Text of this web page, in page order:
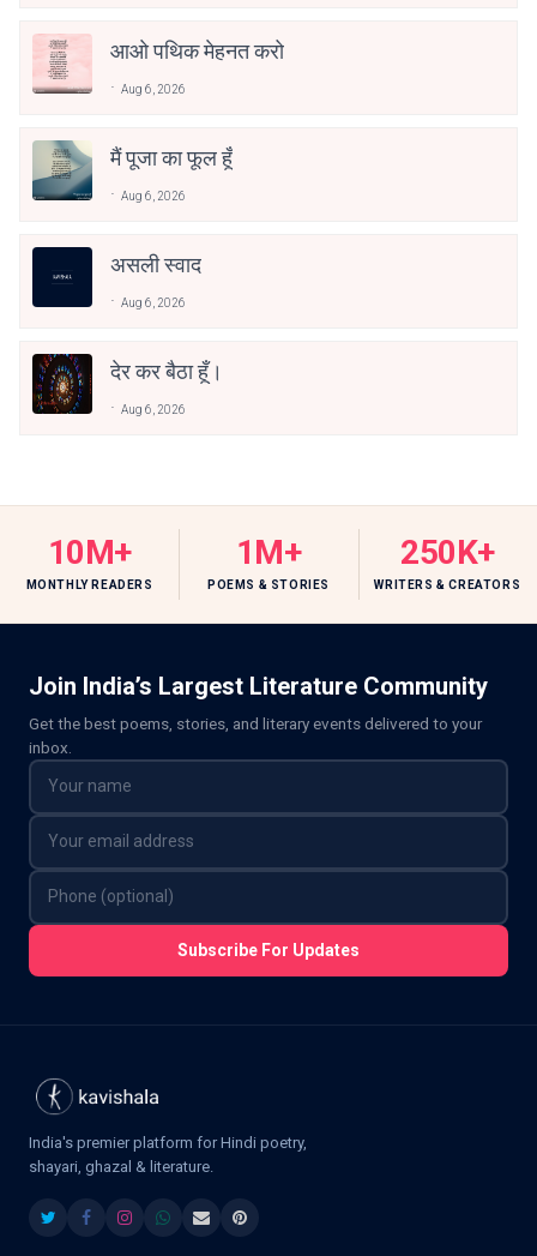
आओ पथिक मेहनत करो
Aug 6, 2026
मैं पूजा का फूल हूँ
Aug 6, 2026
असली स्वाद
Aug 6, 2026
देर कर बैठा हूँ।
Aug 6, 2026
10M+
MONTHLY READERS
1M+
POEMS & STORIES
250K+
WRITERS & CREATORS
Join India’s Largest Literature Community
Get the best poems, stories, and literary events delivered to your
inbox.
Subscribe For Updates
India's premier platform for Hindi poetry,
shayari, ghazal & literature.